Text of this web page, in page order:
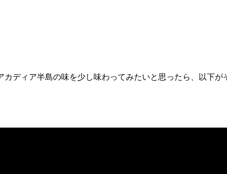
ディア半島の味を少し味わってみたいと思ったら、以下が